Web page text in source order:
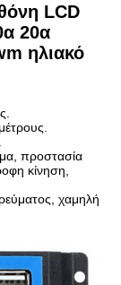
LCD
20α
ηλιακό
προστασία
κίνηση,
χαμηλή